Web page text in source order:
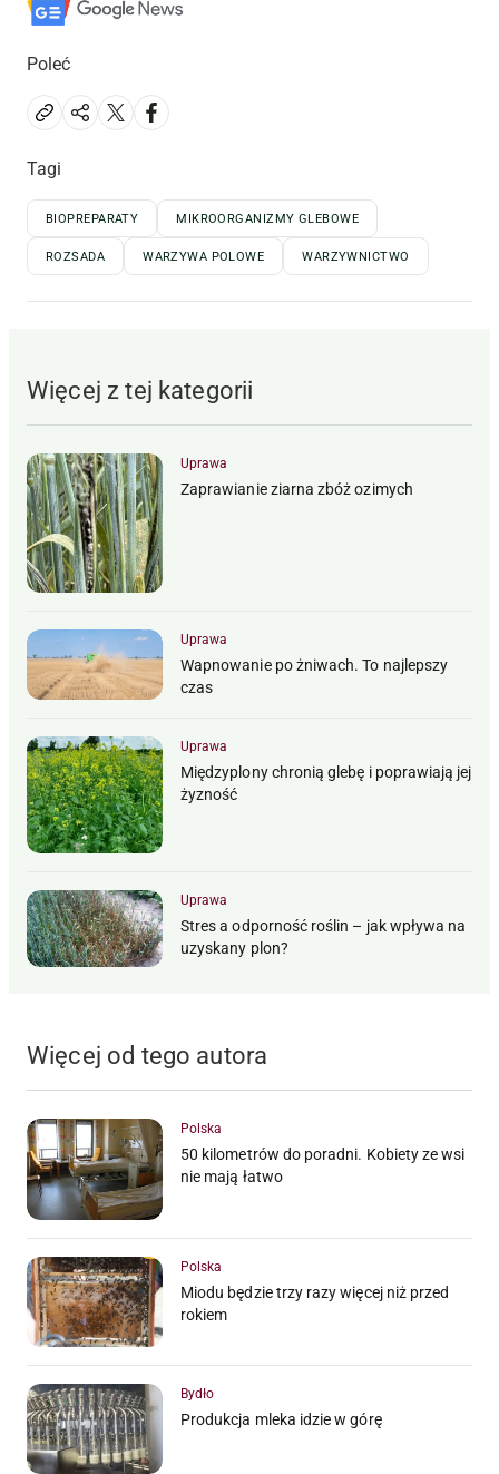
Poleć
Tagi
BIOPREPARATY MIKROORGANIZMY GLEBOWE
ROZSADA WARZYWA POLOWE WARZYWNICTWO
Więcej z tej kategorii
Uprawa
Zaprawianie ziarna zbóż ozimych
Uprawa
Wapnowanie po żniwach. To najlepszy
czas
Uprawa
Międzyplony chronią glebę i poprawiają jej
żyzność
Uprawa
Stres a odporność roślin – jak wpływa na
uzyskany plon?
Więcej od tego autora
Polska
50 kilometrów do poradni. Kobiety ze wsi
nie mają łatwo
Polska
Miodu będzie trzy razy więcej niż przed
rokiem
Bydło
Produkcja mleka idzie w górę